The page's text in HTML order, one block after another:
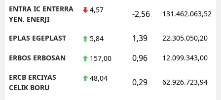
ENTRA IC ENTERRA
YEN. ENERJI
4,57 -2,56 131.462.063,52
EPLAS EGEPLAST 5,84 1,39 22.305.050,20
ERBOS ERBOSAN 157,00 0,96 12.099.343,00
ERCB ERCIYAS
CELIK BORU
48,04 0,29 62.926.723,94